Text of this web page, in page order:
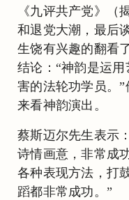
《九评共产党》（
和退党大潮，最后
生饶有兴趣的翻看
结论：“神韵是运
害的法轮功学员。
来看神韵演出。
蔡斯迈尔先生表示
诗情画意，非常成
各种表现方法，打
蹈都非常成功。”